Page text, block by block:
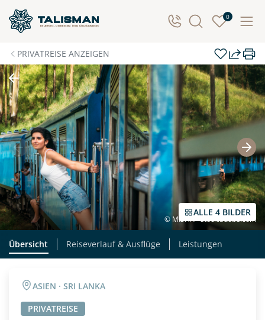
0
PRIVATREISE ANZEIGEN
ALLE 4 BILDER
© MISHA - stock.adobe.com
Übersicht Reiseverlauf & Ausflüge Leistungen
ASIEN · SRI LANKA
PRIVATREISE
Individuelle Anfrage
Herzlichen Dank für Ihre Kontaktaufnahme! Ihr Urlaub
- so individuell wie Sie. Teilen Sie uns Ihre
Wunschtermine für die Reise mit. Wir prüfen die
Verfügbarkeit und kontaktieren Sie, um alles Weitere
zu besprechen. Gemeinsam gestalten wir Ihre
Traumreise.
Persönliche Daten
Vorname Nachname
E-Mail* Telefon